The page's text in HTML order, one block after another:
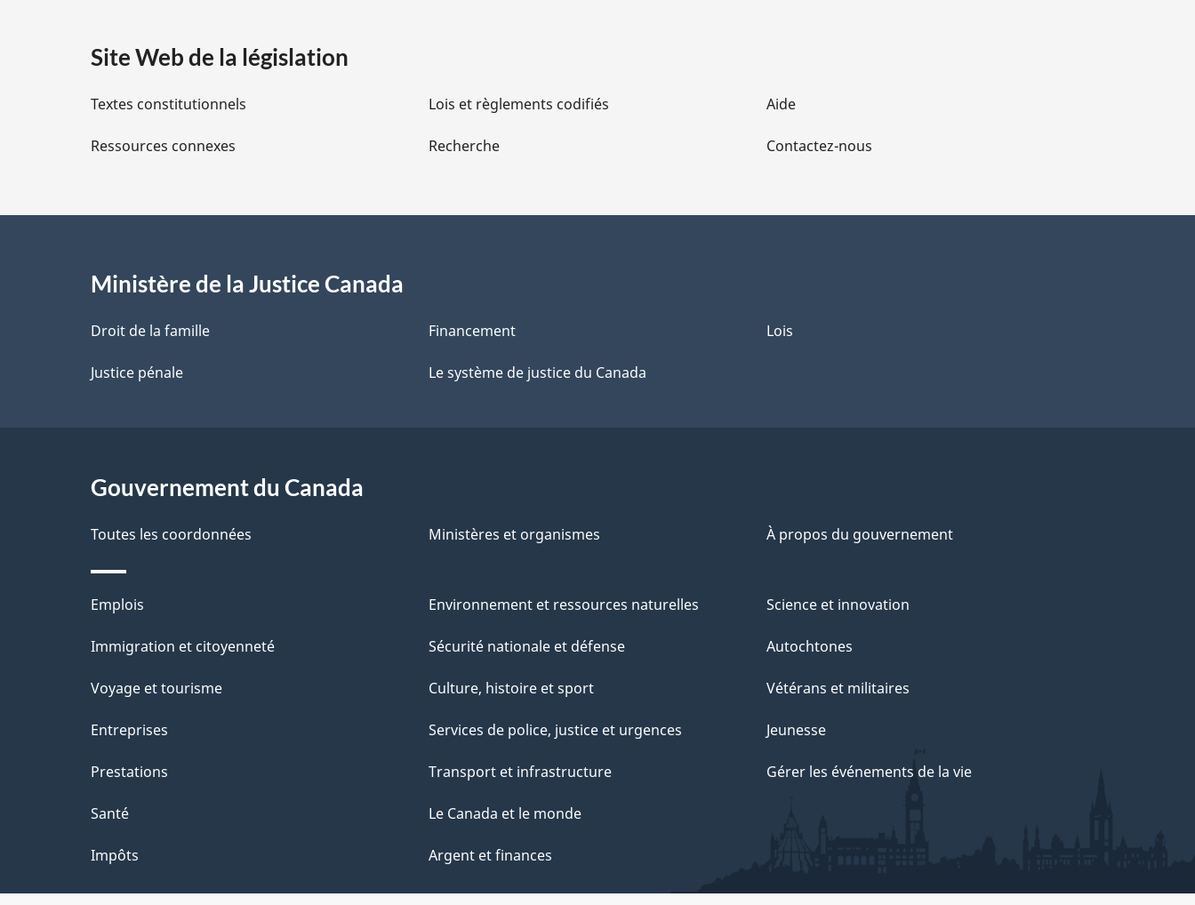
i
l
s
l
a
p
e
Site Web de la législation
Textes constitutionnels
Ressources connexes
Lois et règlements codifiés
Recherche
Aide
Contactez-nous
Ministère de la Justice Canada
Droit de la famille
Justice pénale
Financement
Le système de justice du Canada
Lois
Gouvernement du Canada
Toutes les coordonnées Ministères et organismes À propos du gouvernement
Thèmes
et
Emplois
Immigration et citoyenneté
Voyage et tourisme
Entreprises
Prestations
Santé
Impôts
Environnement et ressources naturelles
Sécurité nationale et défense
Culture, histoire et sport
Services de police, justice et urgences
Transport et infrastructure
Le Canada et le monde
Argent et finances
Science et innovation
Autochtones
Vétérans et militaires
Jeunesse
Gérer les événements de la vie